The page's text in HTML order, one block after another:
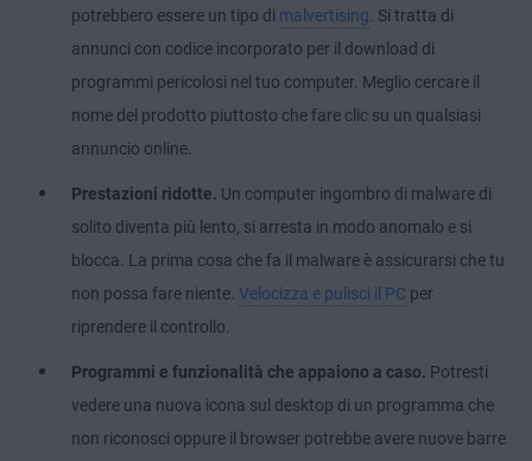
potrebbero essere un tipo di malvertising. Si tratta di
annunci con codice incorporato per il download di
programmi pericolosi nel tuo computer. Meglio cercare il
nome del prodotto piuttosto che fare clic su un qualsiasi
annuncio online.
Prestazioni ridotte. Un computer ingombro di malware di
solito diventa più lento, si arresta in modo anomalo e si
blocca. La prima cosa che fa il malware è assicurarsi che tu
non possa fare niente. Velocizza e pulisci il PC per
riprendere il controllo.
Programmi e funzionalità che appaiono a caso. Potresti
vedere una nuova icona sul desktop di un programma che
non riconosci oppure il browser potrebbe avere nuove barre